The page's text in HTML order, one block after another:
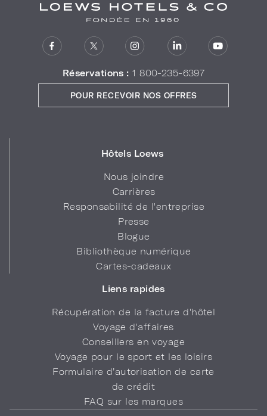
Réservations : 1 800-235-6397
Hôtels Loews
Nous joindre
Carrières
Responsabilité de l'entreprise
Presse
Blogue
Bibliothèque numérique
Cartes-cadeaux
Liens rapides
Récupération de la facture d'hôtel
Voyage d'affaires
Conseillers en voyage
Voyage pour le sport et les loisirs
Formulaire d’autorisation de carte
de crédit
FAQ sur les marques
POUR RECEVOIR NOS OFFRES